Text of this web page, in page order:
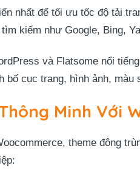
nhất để tối ưu tốc độ tải
kiếm như Google, Bing,
và Flatsome nổi
bố cục trang, hình ảnh,
Minh Với
theme đông